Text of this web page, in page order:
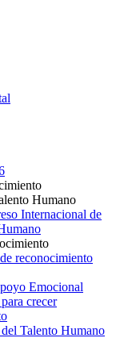
Humano
Internacional de
reconocimiento
Emocional
crecer
Talento Humano